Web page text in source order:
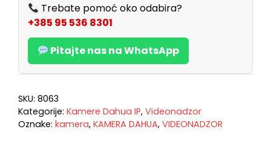
Trebate pomoć oko odabira?
+385 95 536 8301
Pitajte nas na WhatsApp
SKU: 8063
Kategorije: Kamere Dahua IP, Videonadzor
Oznake: kamera, KAMERA DAHUA, VIDEONADZOR